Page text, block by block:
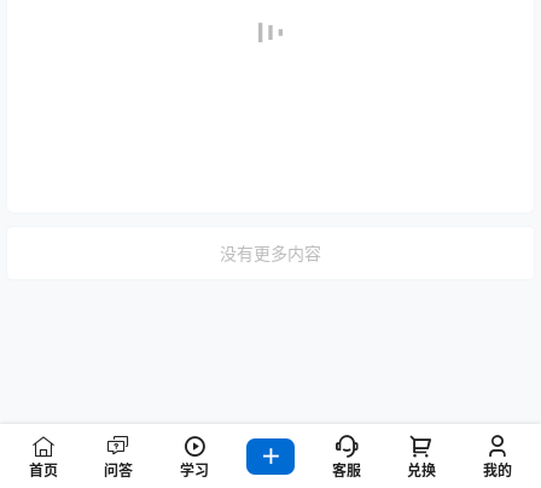
没有更多内容
首页 问答 学习 客服 兑换 我的